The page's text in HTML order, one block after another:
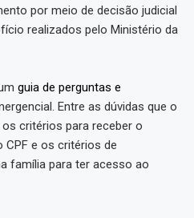
por meio de decisão judicial
realizados pelo Ministério da
guia de perguntas e
Entre as dúvidas que o
critérios para receber o
CPF e os critérios de
família para ter acesso ao